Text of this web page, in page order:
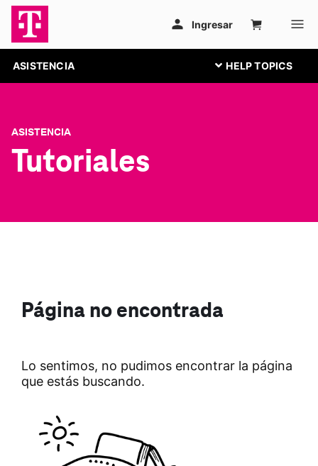
ASISTENCIA
ASISTENCIA
Tutoriales